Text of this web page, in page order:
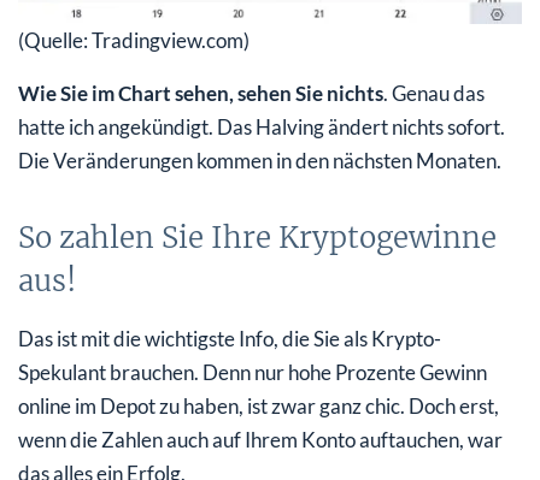
(Quelle: Tradingview.com)
Wie Sie im Chart sehen, sehen Sie nichts. Genau das
hatte ich angekündigt. Das Halving ändert nichts sofort.
Die Veränderungen kommen in den nächsten Monaten.
So zahlen Sie Ihre Kryptogewinne
aus!
Das ist mit die wichtigste Info, die Sie als Krypto-
Spekulant brauchen. Denn nur hohe Prozente Gewinn
online im Depot zu haben, ist zwar ganz chic. Doch erst,
wenn die Zahlen auch auf Ihrem Konto auftauchen, war
das alles ein Erfolg.